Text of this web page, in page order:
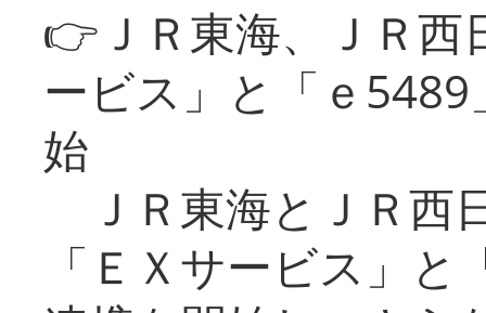
👉ＪＲ東海、ＪＲ
ービス」と「ｅ
始
ＪＲ東海とＪＲ西
「ＥＸサービス」